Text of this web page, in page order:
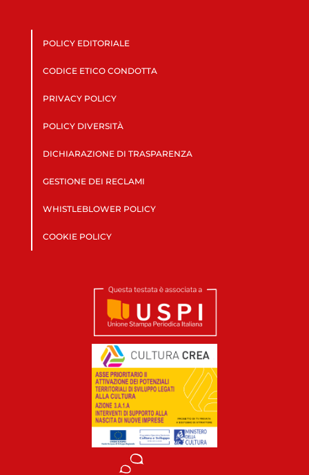
POLICY EDITORIALE
CODICE ETICO CONDOTTA
PRIVACY POLICY
POLICY DIVERSITÀ
DICHIARAZIONE DI TRASPARENZA
GESTIONE DEI RECLAMI
WHISTLEBLOWER POLICY
COOKIE POLICY